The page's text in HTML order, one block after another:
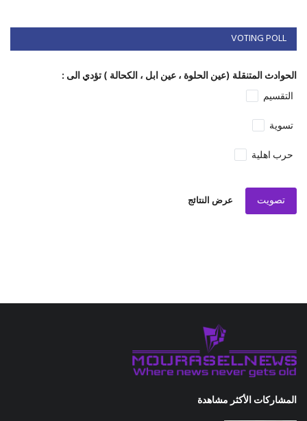
VOTING POLL
الحوادث المتنقلة (عين الحلوة ، عين ابل ، الكحالة ) تؤدي الى :
التقسيم
تسوية
حرب اهلية
تصويت عرض النتائج
المشاركات الأكثر مشاهدة